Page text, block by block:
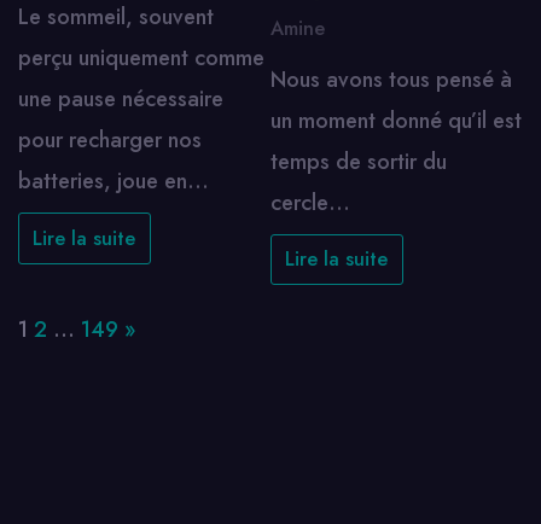
Le sommeil, souvent
perçu uniquement comme
une pause nécessaire
pour recharger nos
batteries, joue en…
Lire la suite
Amine
Nous avons tous pensé à
un moment donné qu’il est
temps de sortir du
cercle…
Lire la suite
Page:
1 2 … 149 Next
»